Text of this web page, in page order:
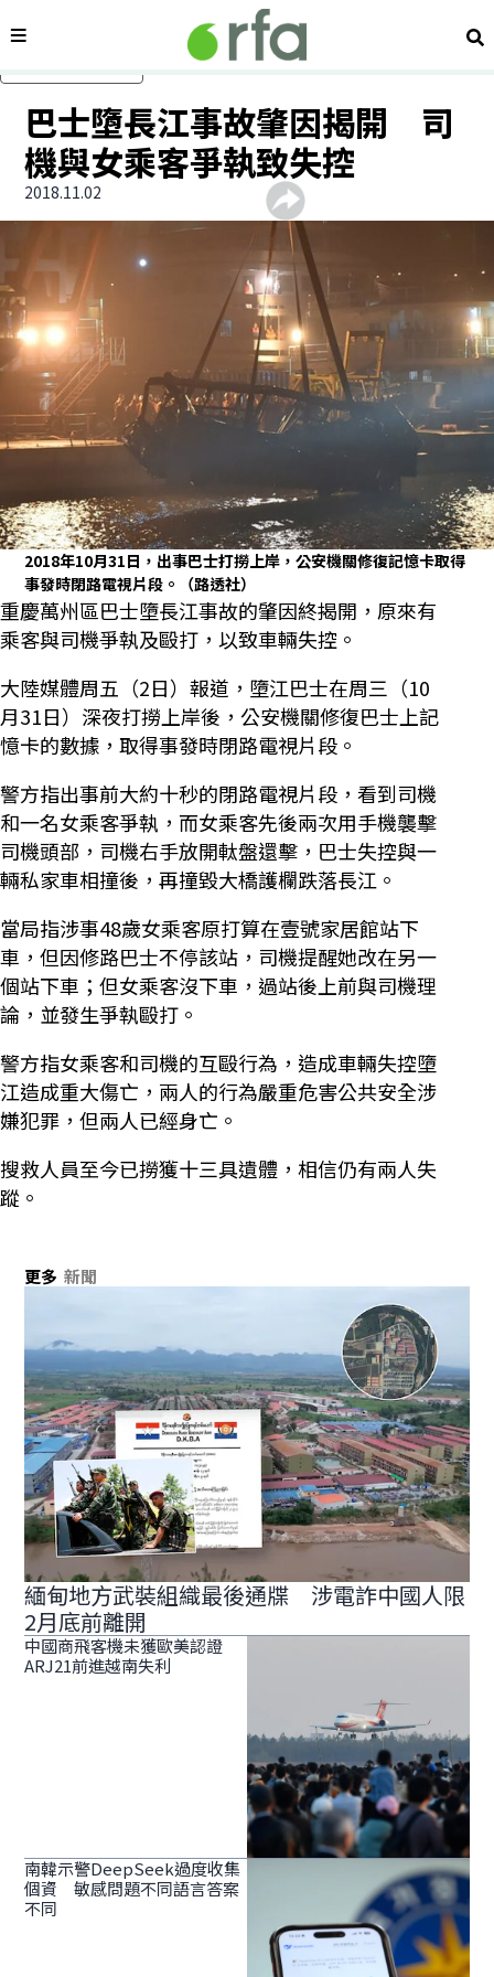
內容分類 搜
巴士墮長江事故肇因揭開 司
機與女乘客爭執致失控
2018.11.02
2018年10月31日，出事巴士打撈上岸，公安機關修復記憶卡取得
事發時閉路電視片段。（路透社）
重慶萬州區巴士墮長江事故的肇因終揭開，原來有
乘客與司機爭執及毆打，以致車輛失控。
大陸媒體周五（2日）報道，墮江巴士在周三（10
月31日）深夜打撈上岸後，公安機關修復巴士上記
憶卡的數據，取得事發時閉路電視片段。
警方指出事前大約十秒的閉路電視片段，看到司機
和一名女乘客爭執，而女乘客先後兩次用手機襲擊
司機頭部，司機右手放開軚盤還擊，巴士失控與一
輛私家車相撞後，再撞毀大橋護欄跌落長江。
當局指涉事48歲女乘客原打算在壹號家居館站下
車，但因修路巴士不停該站，司機提醒她改在另一
個站下車；但女乘客沒下車，過站後上前與司機理
論，並發生爭執毆打。
警方指女乘客和司機的互毆行為，造成車輛失控墮
江造成重大傷亡，兩人的行為嚴重危害公共安全涉
嫌犯罪，但兩人已經身亡。
搜救人員至今已撈獲十三具遺體，相信仍有兩人失
蹤。
更多 新聞
緬甸地方武裝組織最後通牒 涉電詐中國人限
2月底前離開
中國商飛客機未獲歐美認證
ARJ21前進越南失利
南韓示警DeepSeek過度收集
個資 敏感問題不同語言答案
不同